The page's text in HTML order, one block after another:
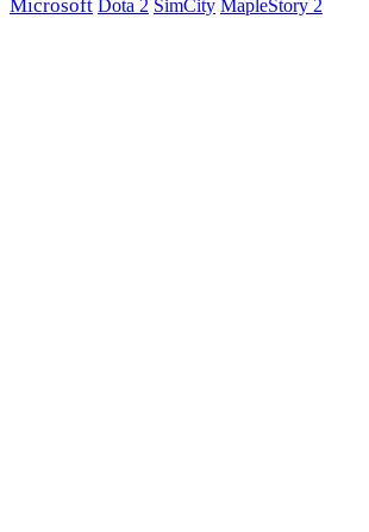
Microsoft Dota 2 SimCity MapleStory 2